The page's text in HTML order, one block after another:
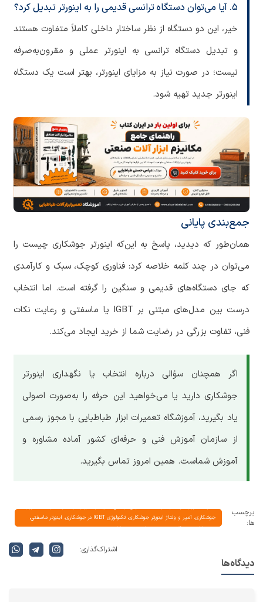
۵. آیا می‌توان دستگاه ترانسی قدیمی را به اینورتر تبدیل کرد؟
خیر، این دو دستگاه از نظر ساختار داخلی کاملاً متفاوت هستند
و تبدیل دستگاه ترانسی به اینورتر عملی و مقرون‌به‌صرفه
نیست؛ در صورت نیاز به مزایای اینورتر، بهتر است یک دستگاه
اینورتر جدید تهیه شود.
جمع‌بندی پایانی
همان‌طور که دیدید، پاسخ به این‌که اینورتر جوشکاری چیست را
می‌توان در چند کلمه خلاصه کرد: فناوری کوچک، سبک و کارآمدی
که جای دستگاه‌های قدیمی و سنگین را گرفته است. اما انتخاب
درست بین مدل‌های مبتنی بر IGBT یا ماسفتی و رعایت نکات
فنی، تفاوت بزرگی در رضایت شما از خرید ایجاد می‌کند.
اگر همچنان سؤالی درباره انتخاب یا نگهداری اینورتر
جوشکاری دارید یا می‌خواهید این حرفه را به‌صورت اصولی
یاد بگیرید، آموزشگاه تعمیرات ابزار طباطبایی با مجوز رسمی
از سازمان آموزش فنی و حرفه‌ای کشور آماده مشاوره و
آموزش شماست. همین امروز تماس بگیرید.
برچسب
ها:
جوشکاری، آمپر و ولتاژ اینورتر جوشکاری، تکنولوژی IGBT در جوشکاری، اینورتر ماسفتی،
چرخه کاری دستگاه جوش، خرید اینورتر جوشکاری
اشتراک گذاری:
دیدگاه‌ها